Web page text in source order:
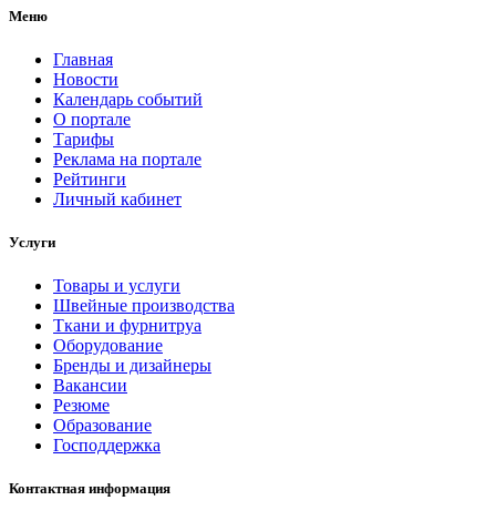
Меню
Главная
Новости
Календарь событий
О портале
Тарифы
Реклама на портале
Рейтинги
Личный кабинет
Услуги
Товары и услуги
Швейные производства
Ткани и фурнитруа
Оборудование
Бренды и дизайнеры
Вакансии
Резюме
Образование
Господдержка
Контактная информация